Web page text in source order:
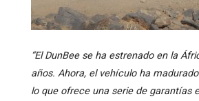
“El DunBee se ha estrenado en la
años. Ahora, el vehículo ha
lo que ofrece una serie de garantías